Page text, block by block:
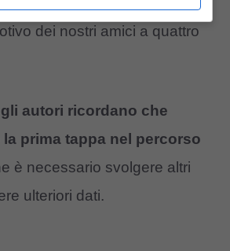
dei nostri amici a quattro
gli autori ricordano che
prima tappa nel percorso
è necessario svolgere altri
ulteriori dati.